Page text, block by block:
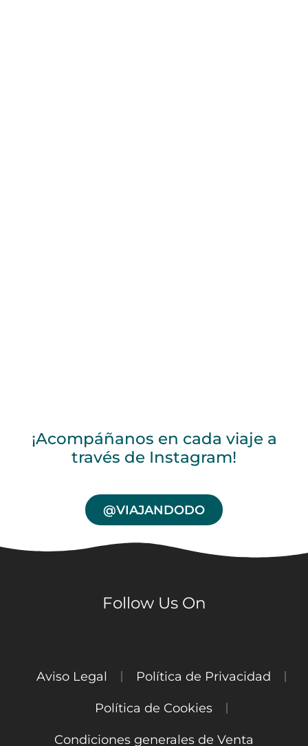
¡Acompáñanos en cada viaje a
través de Instagram!
@VIAJANDODO
Follow Us On
Aviso Legal Política de Privacidad
Política de Cookies
Condiciones generales de Venta